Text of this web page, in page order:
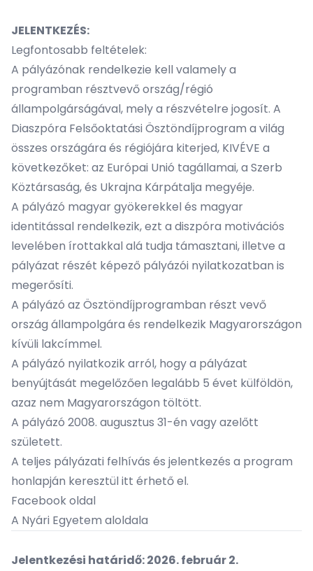
JELENTKEZÉS:
Legfontosabb feltételek:
A pályázónak rendelkezie kell valamely a
programban résztvevő ország/régió
állampolgárságával, mely a részvételre jogosít. A
Diaszpóra Felsőoktatási Ösztöndíjprogram a világ
összes országára és régiójára kiterjed, KIVÉVE a
következőket: az Európai Unió tagállamai, a Szerb
Köztársaság, és Ukrajna Kárpátalja megyéje.
A pályázó magyar gyökerekkel és magyar
identitással rendelkezik, ezt a diszpóra motivációs
levelében írottakkal alá tudja támasztani, illetve a
pályázat részét képező pályázói nyilatkozatban is
megerősíti.
A pályázó az Ösztöndíjprogramban részt vevő
ország állampolgára és rendelkezik Magyarországon
kívüli lakcímmel.
A pályázó nyilatkozik arról, hogy a pályázat
benyújtását megelőzően legalább 5 évet külföldön,
azaz nem Magyarországon töltött.
A pályázó 2008. augusztus 31-én vagy azelőtt
született.
A teljes pályázati felhívás és jelentkezés a program
honlapján keresztül itt érhető el.
Facebook oldal
A Nyári Egyetem aloldala
Jelentkezési határidő: 2026. február 2.